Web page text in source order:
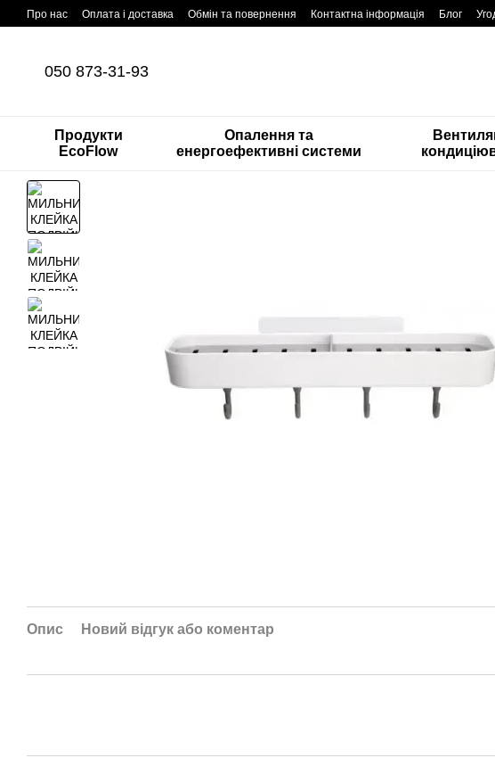
Перейти до основного контенту
Про нас Оплата і доставка Обмін та повернення Контактна інформація Блог
050 873-31-93
Продукти
EcoFlow
Опалення та
енергоефективні системи
Опис Новий відгук або коментар